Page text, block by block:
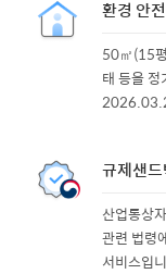
환경 안
50㎡(15
태 등을
규제샌
산업통상
관련 법령
서비스입